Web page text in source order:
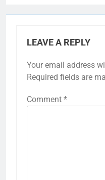
LEAVE A REPLY
Your email address
Required fields are
Comment *